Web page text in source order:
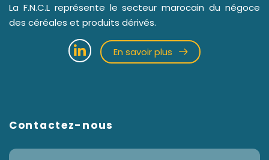
La F.N.C.L représente le secteur marocain du négoce
des céréales et produits dérivés.
En savoir plus
Contactez-nous